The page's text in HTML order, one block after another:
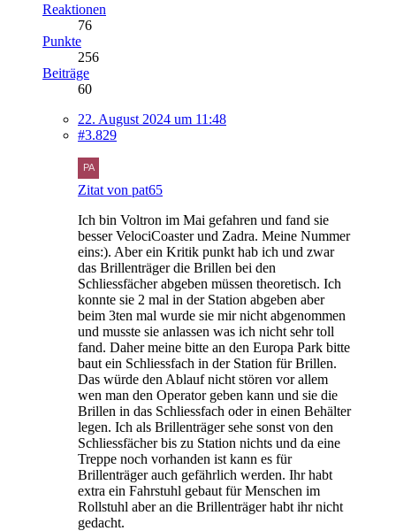
Reaktionen
76
Punkte
256
Beiträge
60
22. August 2024 um 11:48
#3.829
Zitat von pat65
Ich bin Voltron im Mai gefahren und fand sie
besser VelociCoaster und Zadra. Meine Nummer
eins:). Aber ein Kritik punkt hab ich und zwar
das Brillenträger die Brillen bei den
Schliessfächer abgeben müssen theoretisch. Ich
konnte sie 2 mal in der Station abgeben aber
beim 3ten mal wurde sie mir nicht abgenommen
und musste sie anlassen was ich nicht sehr toll
fand. Daher meine bitte an den Europa Park bitte
baut ein Schliessfach in der Station für Brillen.
Das würde den Ablauf nicht stören vor allem
wen man den Operator geben kann und sie die
Brillen in das Schliessfach oder in einen Behälter
legen. Ich als Brillenträger sehe sonst von den
Schliessfächer bis zu Station nichts und da eine
Treppe noch vorhanden ist kann es für
Brillenträger auch gefährlich werden. Ihr habt
extra ein Fahrstuhl gebaut für Menschen im
Rollstuhl aber an die Brillenträger habt ihr nicht
gedacht.